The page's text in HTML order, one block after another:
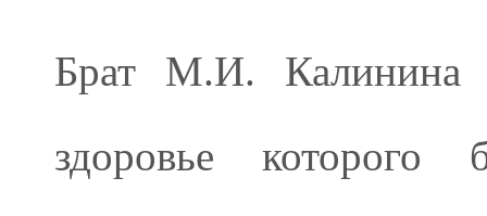
Брат М.И. Калинина
здоровье